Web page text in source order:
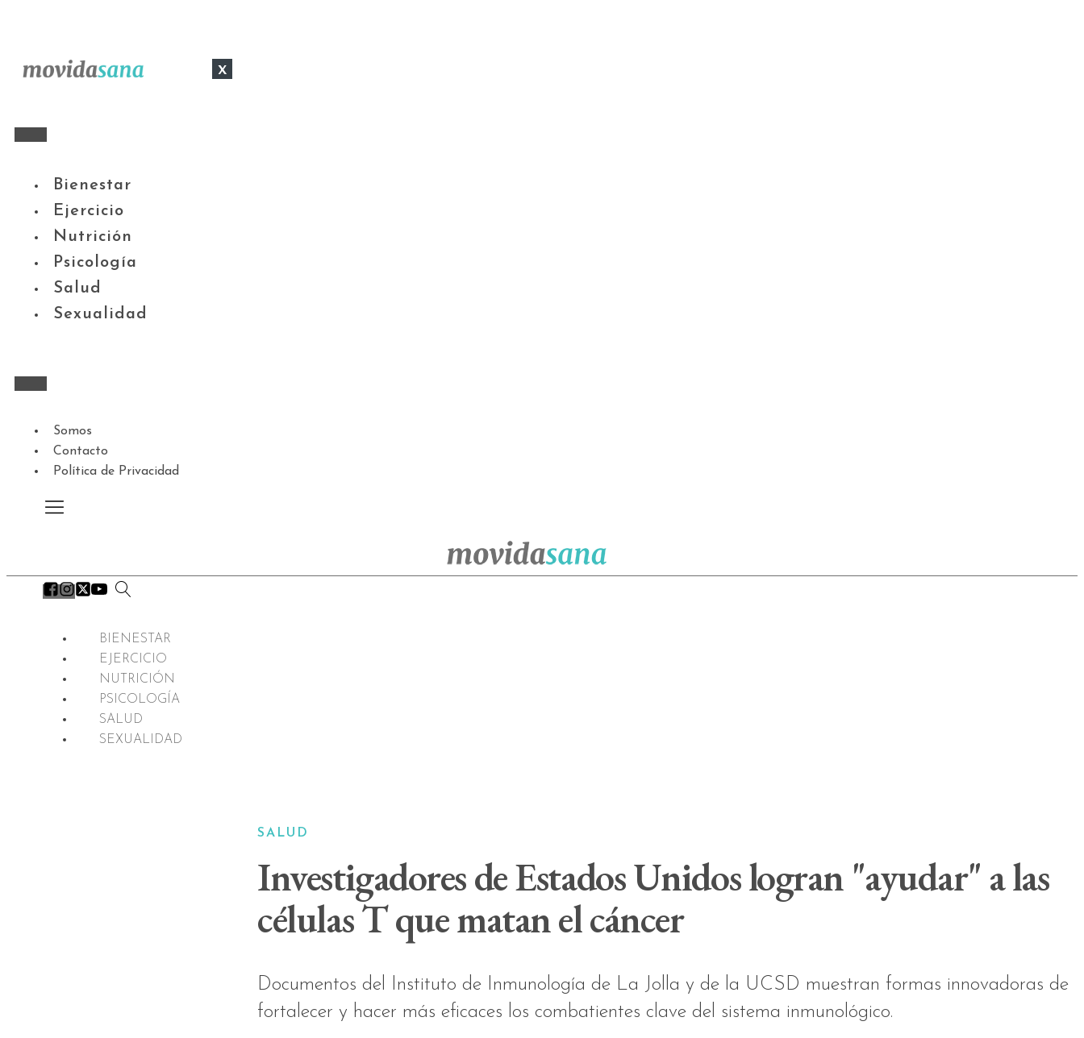
x
Bienestar
Ejercicio
Nutrición
Psicología
Salud
Sexualidad
Somos
Contacto
Política de Privacidad
BIENESTAR
EJERCICIO
NUTRICIÓN
PSICOLOGÍA
SALUD
SEXUALIDAD
SALUD
Investigadores de Estados Unidos logran "ayudar" a las
células T que matan el cáncer
Documentos del Instituto de Inmunología de La Jolla y de la UCSD muestran formas innovadoras de
fortalecer y hacer más eficaces los combatientes clave del sistema inmunológico.